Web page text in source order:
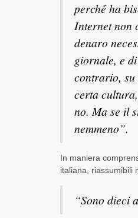
perché ha
Internet non
denaro
giornale, e
contrario, su
certa
no. Ma se il
nemmeno”.
In maniera
italiana, riassumibili
“Sono dieci